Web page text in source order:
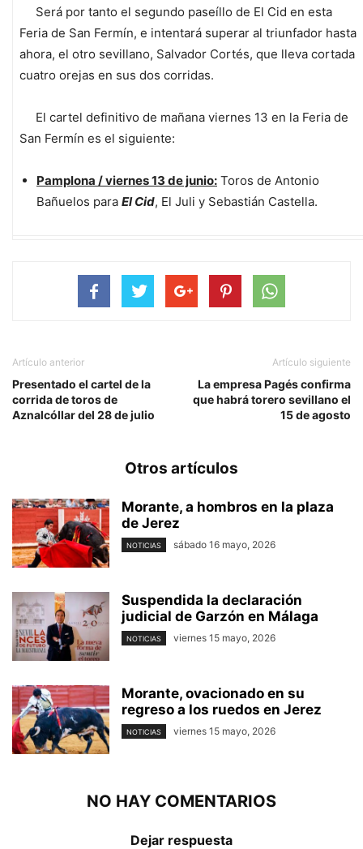
Será por tanto el segundo paseíllo de El Cid en esta
Feria de San Fermín, e intentará superar al triunfador hasta
ahora, el otro sevillano, Salvador Cortés, que lleva cortada
cuatro orejas en sus dos corridas.
El cartel definitivo de mañana viernes 13 en la Feria de
San Fermín es el siguiente:
Pamplona / viernes 13 de junio: Toros de Antonio
Bañuelos para El Cid, El Juli y Sebastián Castella.
Artículo anterior
Presentado el cartel de la
corrida de toros de
Aznalcóllar del 28 de julio
Artículo siguiente
La empresa Pagés confirma
que habrá torero sevillano el
15 de agosto
Otros artículos
Morante, a hombros en la plaza
de Jerez
NOTICIAS sábado 16 mayo, 2026
Suspendida la declaración
judicial de Garzón en Málaga
NOTICIAS viernes 15 mayo, 2026
Morante, ovacionado en su
regreso a los ruedos en Jerez
NOTICIAS viernes 15 mayo, 2026
NO HAY COMENTARIOS
Dejar respuesta